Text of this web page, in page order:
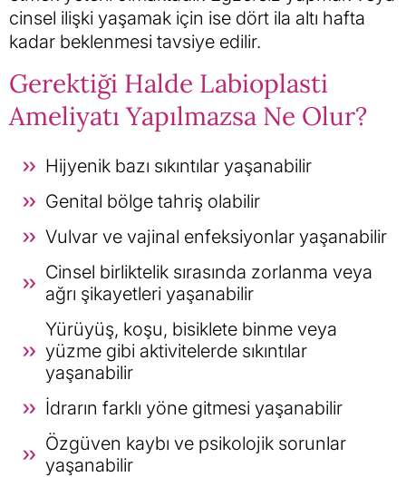
cinsel ilişki yaşamak için ise dört ila altı hafta
kadar beklenmesi tavsiye edilir.
Gerektiği Halde Labioplasti
Ameliyatı Yapılmazsa Ne Olur?
Hijyenik bazı sıkıntılar yaşanabilir
Genital bölge tahriş olabilir
Vulvar ve vajinal enfeksiyonlar yaşanabilir
Cinsel birliktelik sırasında zorlanma veya
ağrı şikayetleri yaşanabilir
Yürüyüş, koşu, bisiklete binme veya
yüzme gibi aktivitelerde sıkıntılar
yaşanabilir
İdrarın farklı yöne gitmesi yaşanabilir
Özgüven kaybı ve psikolojik sorunlar
yaşanabilir